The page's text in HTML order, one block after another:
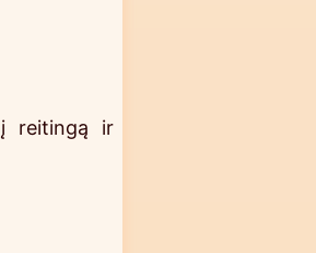
reitingą ir